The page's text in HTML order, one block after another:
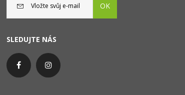
OK
SLEDUJTE NÁS